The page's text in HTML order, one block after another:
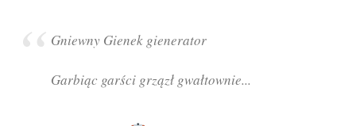
Gniewny Gienek gienerator
Garbiąc garści grzązł gwałtownie...